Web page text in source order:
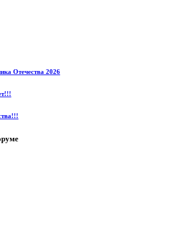
Отечества 2026